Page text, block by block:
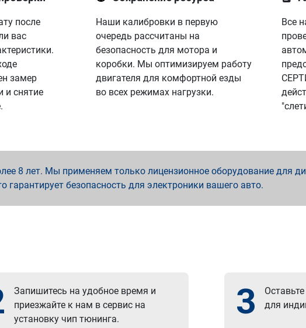
после
вас
замер
и снятие
Наши калибровки в первую
очередь рассчитаны на
безопасность для мотора и
коробки. Мы оптимизируем работу
двигателя для комфортной езды
во всех режимах нагрузки.
Все
8 лет. Мы применяем только лицензионное оборудование для
гарантирует безопасность для электроники вашего авто.
Запишитесь на удобное время и
приезжайте к нам в сервис на
установку чип тюнинга.
3
для